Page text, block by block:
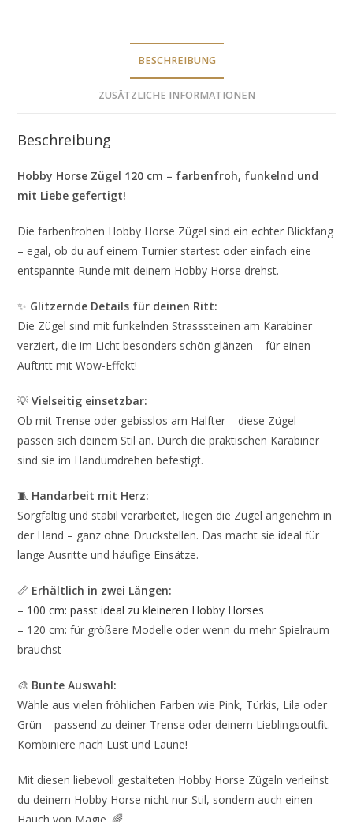
BESCHREIBUNG
ZUSÄTZLICHE INFORMATIONEN
Beschreibung
Hobby Horse Zügel 120 cm – farbenfroh, funkelnd und
mit Liebe gefertigt!
Die farbenfrohen Hobby Horse Zügel sind ein echter Blickfang
– egal, ob du auf einem Turnier startest oder einfach eine
entspannte Runde mit deinem Hobby Horse drehst.
✨ Glitzernde Details für deinen Ritt:
Die Zügel sind mit funkelnden Strasssteinen am Karabiner
verziert, die im Licht besonders schön glänzen – für einen
Auftritt mit Wow-Effekt!
💡Vielseitig einsetzbar:
Ob mit Trense oder gebisslos am Halfter – diese Zügel
passen sich deinem Stil an. Durch die praktischen Karabiner
sind sie im Handumdrehen befestigt.
🧵 Handarbeit mit Herz:
Sorgfältig und stabil verarbeitet, liegen die Zügel angenehm in
der Hand – ganz ohne Druckstellen. Das macht sie ideal für
lange Ausritte und häufige Einsätze.
📏 Erhältlich in zwei Längen:
– 100 cm: passt ideal zu kleineren Hobby Horses
– 120 cm: für größere Modelle oder wenn du mehr Spielraum
brauchst
🎨 Bunte Auswahl:
Wähle aus vielen fröhlichen Farben wie Pink, Türkis, Lila oder
Grün – passend zu deiner Trense oder deinem Lieblingsoutfit.
Kombiniere nach Lust und Laune!
Mit diesen liebevoll gestalteten Hobby Horse Zügeln verleihst
du deinem Hobby Horse nicht nur Stil, sondern auch einen